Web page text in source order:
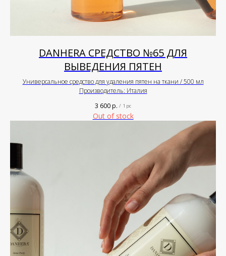
DANHERA СРЕДСТВО №65 ДЛЯ
ВЫВЕДЕНИЯ ПЯТЕН
Универсальное средство для удаления пятен на ткани / 500 мл
Производитель: Италия
3 600р. / 1 pc
Out of stock